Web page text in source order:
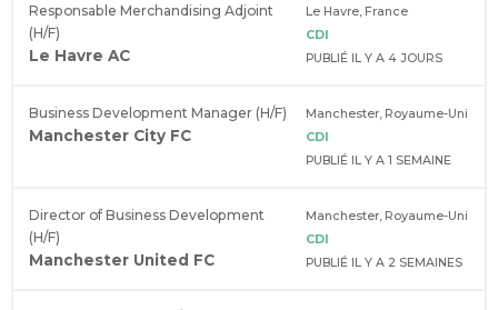
Responsable Merchandising Adjoint
(H/F)
Le Havre AC
Le Havre, France
CDI
PUBLIÉ IL Y A 4 JOURS
Business Development Manager (H/F)
Manchester City FC
Manchester, Royaume-Uni
CDI
PUBLIÉ IL Y A 1 SEMAINE
Director of Business Development
(H/F)
Manchester United FC
Manchester, Royaume-Uni
CDI
PUBLIÉ IL Y A 2 SEMAINES